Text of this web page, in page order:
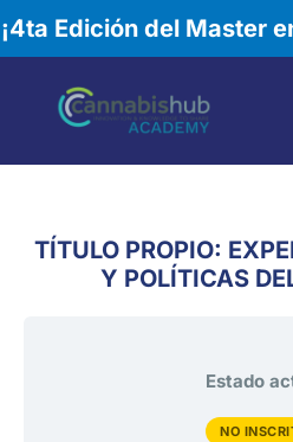
¡4ta Edición del Master
TÍTULO PROPIO:
Y POLÍTICAS
Estado
NO